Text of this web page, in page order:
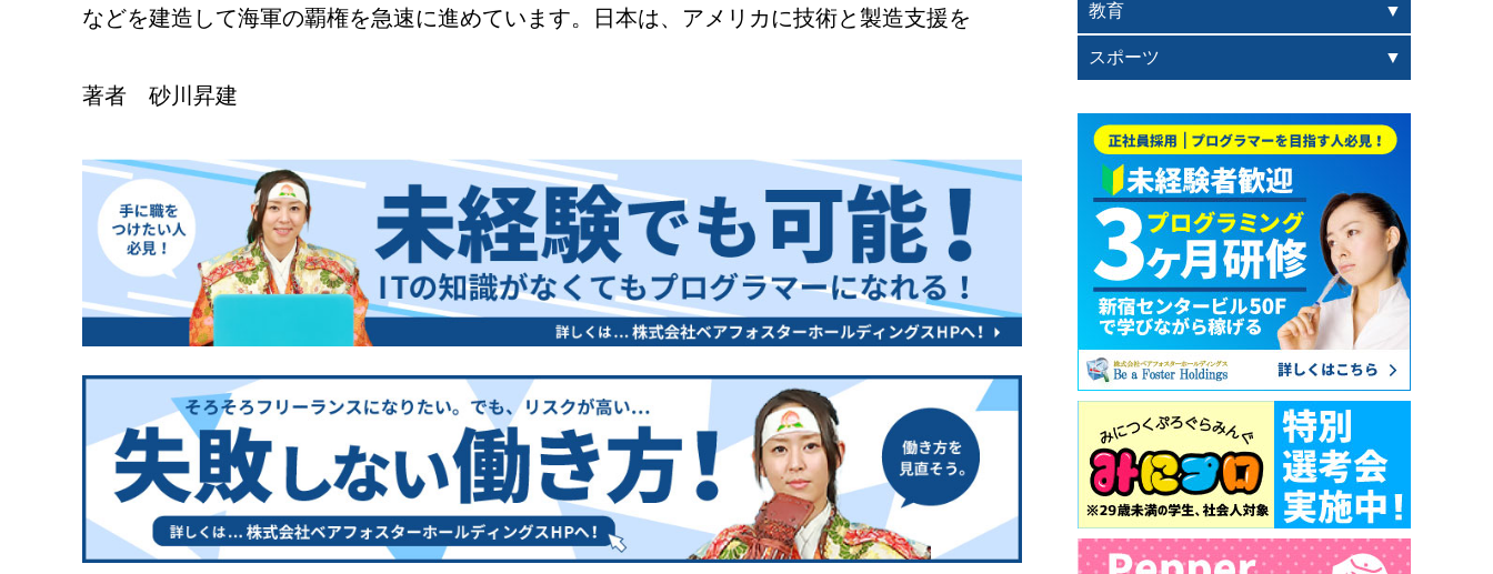
などを建造して海軍の覇権を急速に進めています。日本は、アメリカに技術と製造支援を
著者 砂川昇建
教育
スポーツ